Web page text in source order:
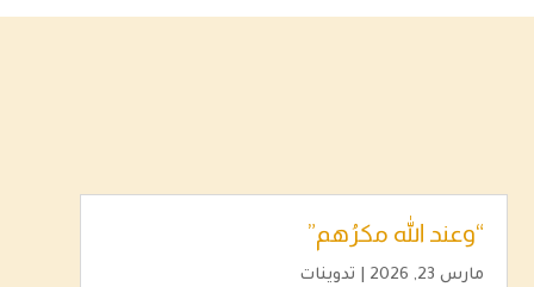
“وعند الله مكرُهم”
مارس 23, 2026 تدوينات